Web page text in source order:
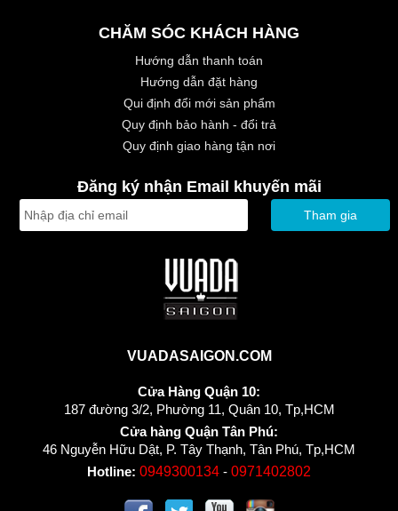
CHĂM SÓC KHÁCH HÀNG
Hướng dẫn thanh toán
Hướng dẫn đặt hàng
Qui định đổi mới sản phẩm
Quy định bảo hành - đổi trả
Quy định giao hàng tận nơi
Đăng ký nhận Email khuyến mãi
Tham gia
VUADASAIGON.COM
Cửa Hàng Quận 10:
187 đường 3/2, Phường 11, Quân 10, Tp,HCM
Cửa hàng Quận Tân Phú:
46 Nguyễn Hữu Dật, P. Tây Thạnh, Tân Phú, Tp,HCM
Hotline: 0949300134 - 0971402802